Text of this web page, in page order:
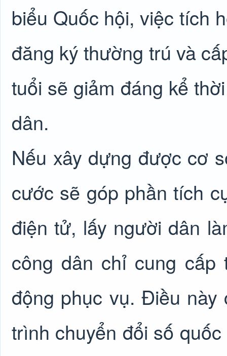
biểu Quốc hội, việc tích
đăng ký thường trú và
tuổi sẽ giảm đáng kể
dân.
Nếu xây dựng được cơ
cước sẽ góp phần tích
điện tử, lấy người dân
công dân chỉ cung cấp
động phục vụ. Điều
trình chuyển đổi số